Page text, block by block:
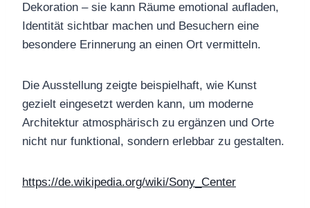
Dekoration – sie kann Räume emotional aufladen,
Identität sichtbar machen und Besuchern eine
besondere Erinnerung an einen Ort vermitteln.
Die Ausstellung zeigte beispielhaft, wie Kunst
gezielt eingesetzt werden kann, um moderne
Architektur atmosphärisch zu ergänzen und Orte
nicht nur funktional, sondern erlebbar zu gestalten.
https://de.wikipedia.org/wiki/Sony_Center